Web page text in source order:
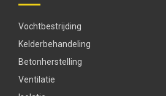
Vochtbestrijding
Kelderbehandeling
Betonherstelling
Ventilatie